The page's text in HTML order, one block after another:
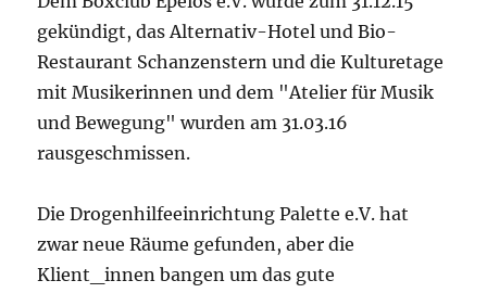
gekündigt, das Alternativ-Hotel und Bio-
Restaurant Schanzenstern und die Kulturetage
mit Musikerinnen und dem "Atelier für Musik
und Bewegung" wurden am 31.03.16
rausgeschmissen.
Die Drogenhilfeeinrichtung Palette e.V. hat
zwar neue Räume gefunden, aber die
Klient_innen bangen um das gute